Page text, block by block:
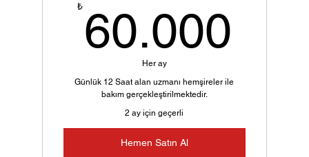
₺ 60.000
Her ay
Günlük 12 Saat alan uzmanı hemşireler ile
bakım gerçekleştirilmektedir.
2 ay için geçerli
Hemen Satın Al